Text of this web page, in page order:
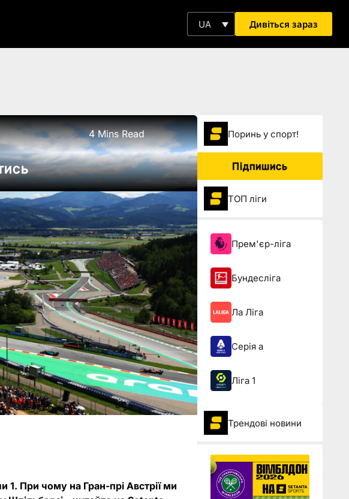
UA Дивіться зараз
4 Mins Read
1. При чому на Гран-прі Австрії ми
Поринь у спорт!
Підпишись
ТОП ліги
Прем'єр-ліга
Бундесліга
Ла Ліга
Серія а
Ліга 1
Трендові новини